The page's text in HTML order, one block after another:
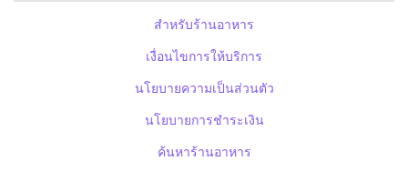
สำหรับร้านอาหาร
เงื่อนไขการให้บริการ
นโยบายความเป็นส่วนตัว
นโยบายการชำระเงิน
ค้นหาร้านอาหาร